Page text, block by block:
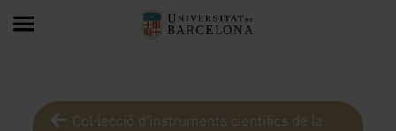
Col·lecció d’instruments científics de la